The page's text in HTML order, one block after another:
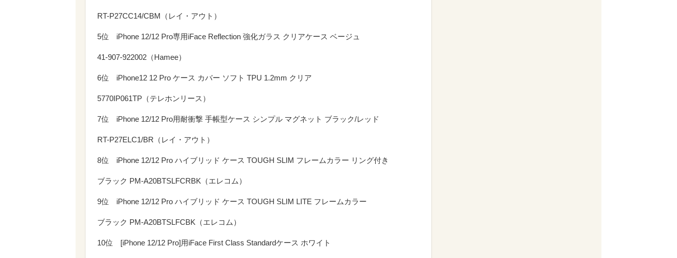
RT-P27CC14/CBM（レイ・アウト）
5位 iPhone 12/12 Pro専用iFace Reflection 強化ガラス クリアケース ベージュ
41-907-922002（Hamee）
6位 iPhone12 12 Pro ケース カバー ソフト TPU 1.2mm クリア
5770IP061TP（テレホンリース）
7位 iPhone 12/12 Pro用耐衝撃 手帳型ケース シンプル マグネット ブラック/レッド
RT-P27ELC1/BR（レイ・アウト）
8位 iPhone 12/12 Pro ハイブリッド ケース TOUGH SLIM フレームカラー リング付き
ブラック PM-A20BTSLFCRBK（エレコム）
9位 iPhone 12/12 Pro ハイブリッド ケース TOUGH SLIM LITE フレームカラー
ブラック PM-A20BTSLFCBK（エレコム）
10位 [iPhone 12/12 Pro]用iFace First Class Standardケース ホワイト